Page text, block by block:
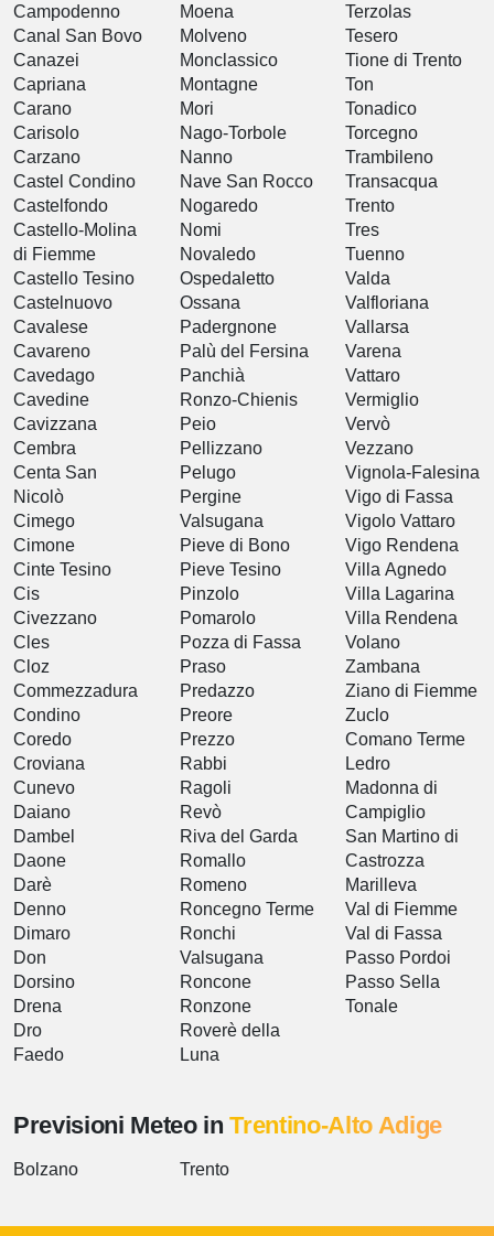
Campodenno
Canal San Bovo
Canazei
Capriana
Carano
Carisolo
Carzano
Castel Condino
Castelfondo
Castello-Molina
di Fiemme
Castello Tesino
Castelnuovo
Cavalese
Cavareno
Cavedago
Cavedine
Cavizzana
Cembra
Centa San
Nicolò
Cimego
Cimone
Cinte Tesino
Cis
Civezzano
Cles
Cloz
Commezzadura
Condino
Coredo
Croviana
Cunevo
Daiano
Dambel
Daone
Darè
Denno
Dimaro
Don
Dorsino
Drena
Dro
Faedo
Moena
Molveno
Monclassico
Montagne
Mori
Nago-Torbole
Nanno
Nave San Rocco
Nogaredo
Nomi
Novaledo
Ospedaletto
Ossana
Padergnone
Palù del Fersina
Panchià
Ronzo-Chienis
Peio
Pellizzano
Pelugo
Pergine
Valsugana
Pieve di Bono
Pieve Tesino
Pinzolo
Pomarolo
Pozza di Fassa
Praso
Predazzo
Preore
Prezzo
Rabbi
Ragoli
Revò
Riva del Garda
Romallo
Romeno
Roncegno Terme
Ronchi
Valsugana
Roncone
Ronzone
Roverè della
Luna
Terzolas
Tesero
Tione di Trento
Ton
Tonadico
Torcegno
Trambileno
Transacqua
Trento
Tres
Tuenno
Valda
Valfloriana
Vallarsa
Varena
Vattaro
Vermiglio
Vervò
Vezzano
Vignola-Falesina
Vigo di Fassa
Vigolo Vattaro
Vigo Rendena
Villa Agnedo
Villa Lagarina
Villa Rendena
Volano
Zambana
Ziano di Fiemme
Zuclo
Comano Terme
Ledro
Madonna di
Campiglio
San Martino di
Castrozza
Marilleva
Val di Fiemme
Val di Fassa
Passo Pordoi
Passo Sella
Tonale
Previsioni Meteo inTrentino-Alto Adige
Bolzano Trento